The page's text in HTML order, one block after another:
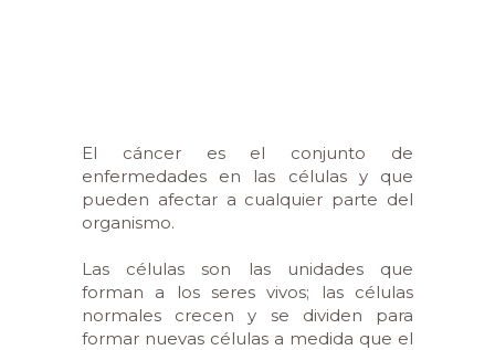
El cáncer es el conjunto de
enfermedades en las células y que
pueden afectar a cualquier parte del
organismo.
Las células son las unidades que
forman a los seres vivos; las células
normales crecen y se dividen para
formar nuevas células a medida que el